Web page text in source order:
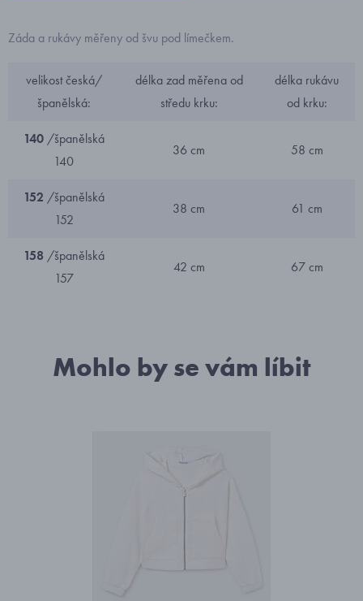
Záda a rukávy měřeny od švu pod límečkem.
velikost česká/
španělská:
délka zad měřena od
středu krku:
délka rukávu
od krku:
140/španělská
140
36 cm 58 cm
152 /španělská
152
38 cm 61 cm
158 /španělská
157
42 cm 67 cm
Mohlo by se vám líbit